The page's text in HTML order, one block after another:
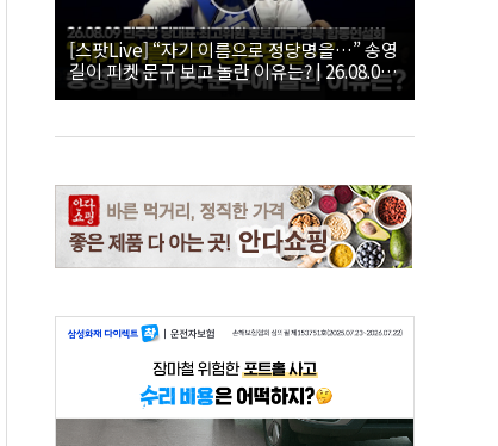
[스팟Live] “자기 이름으로 정당명을…” 송영
길이 피켓 문구 보고 놀란 이유는? | 26.08.09
더불어민주당 당대표·최고위원 후보 대구·경